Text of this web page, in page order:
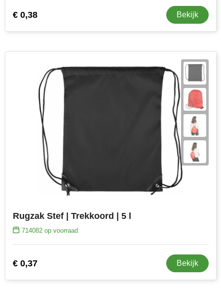
€ 0,38 Bekijk
Rugzak Stef | Trekkoord | 5 l
714082op voorraad
€ 0,37 Bekijk